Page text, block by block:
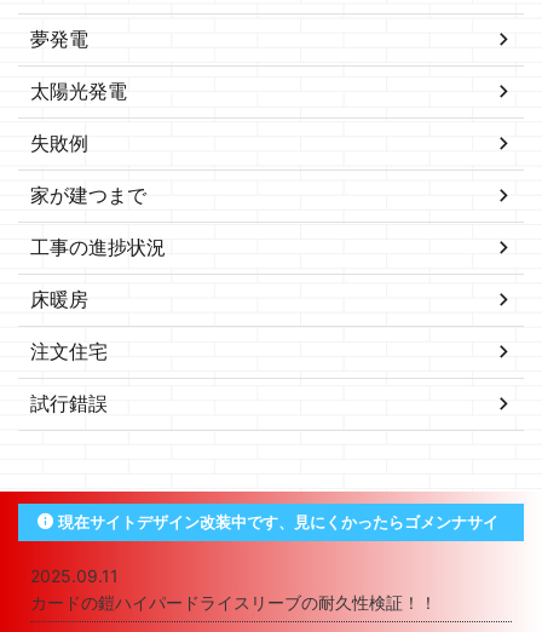
夢発電
太陽光発電
失敗例
家が建つまで
工事の進捗状況
床暖房
注文住宅
試行錯誤
現在サイトデザイン改装中です、見にくかったらゴメンナサイ
2025.09.11
カードの鎧ハイパードライスリーブの耐久性検証！！